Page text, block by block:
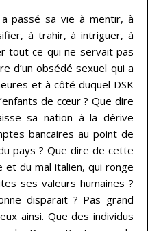
passé sa vie à mentir, à
à trahir, à intriguer, à
tout ce qui ne servait pas
d’un obsédé sexuel qui a
et à côté duquel DSK
de cœur ? Que dire
sa nation à la dérive
bancaires au point de
pays ? Que dire de cette
et du mal italien, qui ronge
ses valeurs humaines ?
disparait ? Pas grand
ainsi. Que des individus